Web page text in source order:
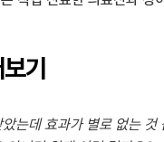
기
는데 효과가 별로 없는 것